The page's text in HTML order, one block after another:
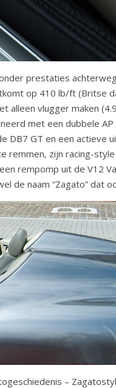
prestaties
op 410 lb/ft (Britse
alleen vlugger maken
met een dubbele
DB7 GT en een actieve
remmen, zijn racing-
rempomp uit de V12
de naam “Zagato” dat
–